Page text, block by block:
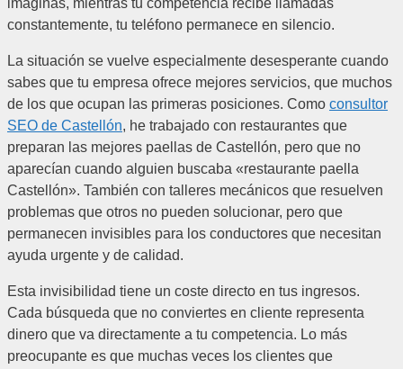
imaginas, mientras tu competencia recibe llamadas
constantemente, tu teléfono permanece en silencio.
La situación se vuelve especialmente desesperante cuando
sabes que tu empresa ofrece mejores servicios, que muchos
de los que ocupan las primeras posiciones. Como consultor
SEO de Castellón, he trabajado con restaurantes que
preparan las mejores paellas de Castellón, pero que no
aparecían cuando alguien buscaba «restaurante paella
Castellón». También con talleres mecánicos que resuelven
problemas que otros no pueden solucionar, pero que
permanecen invisibles para los conductores que necesitan
ayuda urgente y de calidad.
Esta invisibilidad tiene un coste directo en tus ingresos.
Cada búsqueda que no conviertes en cliente representa
dinero que va directamente a tu competencia. Lo más
preocupante es que muchas veces los clientes que